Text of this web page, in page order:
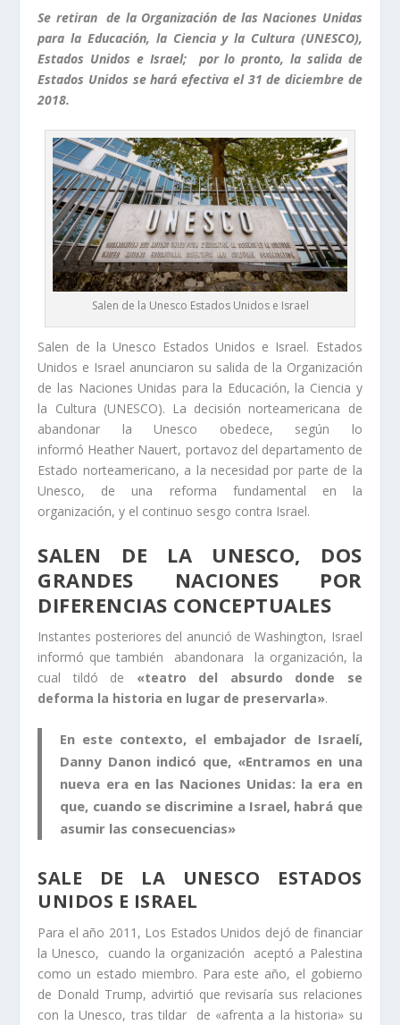
Se retiran de la Organización de las Naciones Unidas
para la Educación, la Ciencia y la Cultura (UNESCO),
Estados Unidos e Israel; por lo pronto, la salida de
Estados Unidos se hará efectiva el 31 de diciembre de
2018.
Salen de la Unesco Estados Unidos e Israel
Salen de la Unesco Estados Unidos e Israel. Estados
Unidos e Israel anunciaron su salida de la Organización
de las Naciones Unidas para la Educación, la Ciencia y
la Cultura (UNESCO). La decisión norteamericana de
abandonar la Unesco obedece, según lo
informó Heather Nauert, portavoz del departamento de
Estado norteamericano, a la necesidad por parte de la
Unesco, de una reforma fundamental en la
organización, y el continuo sesgo contra Israel.
SALEN DE LA UNESCO, DOS
GRANDES NACIONES POR
DIFERENCIAS CONCEPTUALES
Instantes posteriores del anunció de Washington, Israel
informó que también abandonara la organización, la
cual tildó de «teatro del absurdo donde se
deforma la historia en lugar de preservarla».
En este contexto, el embajador de Israelí,
Danny Danon indicó que, «Entramos en una
nueva era en las Naciones Unidas: la era en
que, cuando se discrimine a Israel, habrá que
asumir las consecuencias»
SALE DE LA UNESCO ESTADOS
UNIDOS E ISRAEL
Para el año 2011, Los Estados Unidos dejó de financiar
la Unesco, cuando la organización aceptó a Palestina
como un estado miembro. Para este año, el gobierno
de Donald Trump, advirtió que revisaría sus relaciones
con la Unesco, tras tildar de «afrenta a la historia» su